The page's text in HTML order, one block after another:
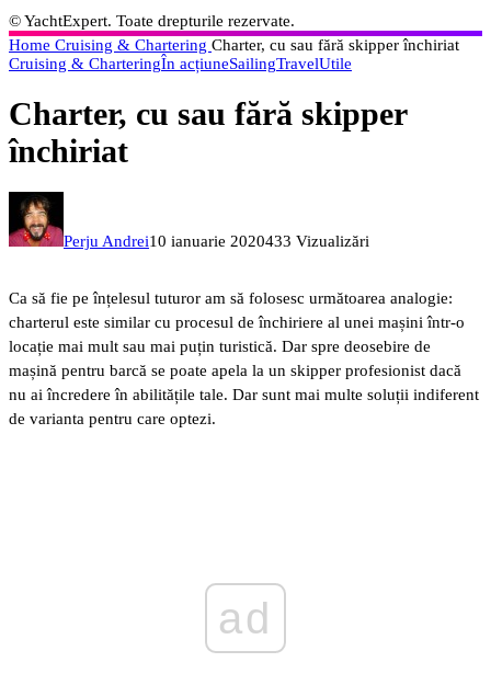
© YachtExpert. Toate drepturile rezervate.
Home Cruising & Chartering Charter, cu sau fără skipper închiriat
Cruising & CharteringÎn acțiuneSailingTravelUtile
Charter, cu sau fără skipper
închiriat
Perju Andrei10 ianuarie 2020433 Vizualizări
Ca să fie pe înțelesul tuturor am să folosesc următoarea analogie:
charterul este similar cu procesul de închiriere al unei mașini într-o
locație mai mult sau mai puțin turistică. Dar spre deosebire de
mașină pentru barcă se poate apela la un skipper profesionist dacă
nu ai încredere în abilitățile tale. Dar sunt mai multe soluții indiferent
de varianta pentru care optezi.
ad